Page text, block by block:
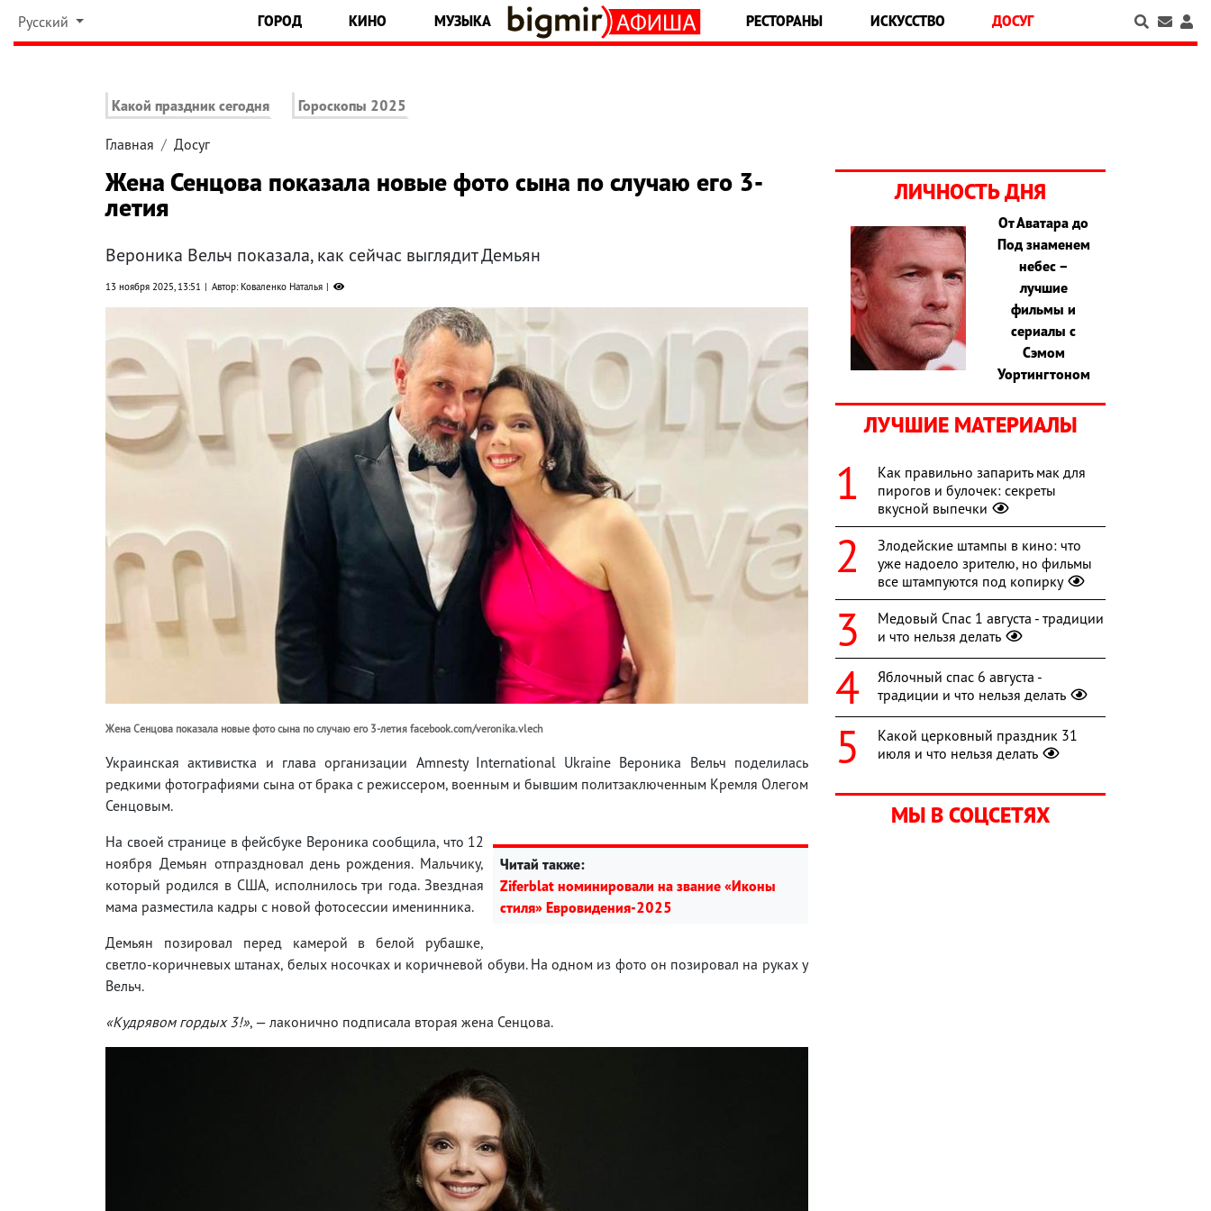
Русский ГОРОД КИНО МУЗЫКА РЕСТОРАНЫ ИСКУССТВО ДОСУГ
Какой праздник сегодня Гороскопы 2025
Главная Досуг
Жена Сенцова показала новые фото сына по случаю его 3-
летия
Вероника Вельч показала, как сейчас выглядит Демьян
13 ноября 2025, 13:51 Автор: Коваленко Наталья
Жена Сенцова показала новые фото сына по случаю его 3-летия facebook.com/veronika.vlech
Украинская активистка и глава организации Amnesty International Ukraine Вероника Вельч поделилась
редкими фотографиями сына от брака с режиссером, военным и бывшим политзаключенным Кремля Олегом
Сенцовым.
Читай также:
Ziferblat номинировали на звание «Иконы
стиля» Евровидения-2025
На своей странице в фейсбуке Вероника сообщила, что 12
ноября Демьян отпраздновал день рождения. Мальчику,
который родился в США, исполнилось три года. Звездная
мама разместила кадры с новой фотосессии именинника.
Демьян позировал перед камерой в белой рубашке,
светло-коричневых штанах, белых носочках и коричневой обуви. На одном из фото он позировал на руках у
Вельч.
«Кудрявом гордых 3!», — лаконично подписала вторая жена Сенцова.
ЛИЧНОСТЬ ДНЯ
От Аватара до
Под знаменем
небес –
лучшие
фильмы и
сериалы с
Сэмом
Уортингтоном
ЛУЧШИЕ МАТЕРИАЛЫ
Как правильно запарить мак для
пирогов и булочек: секреты
вкусной выпечки
Злодейские штампы в кино: что
уже надоело зрителю, но фильмы
все штампуются под копирку
Медовый Спас 1 августа - традиции
и что нельзя делать
Яблочный спас 6 августа -
традиции и что нельзя делать
Какой церковный праздник 31
июля и что нельзя делать
МЫ В СОЦСЕТЯХ